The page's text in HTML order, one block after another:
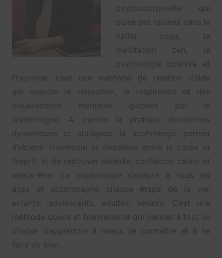
psychocorporelle qui
puise ses racines dans le
hatha yoga, la
méditation zen, la
psychologie positive et
l’hypnose, c’est une méthode de relation d’aide
qui associe la relaxation, la respiration et des
visualisations mentales guidées par le
sophrologue. A travers la pratique d’exercices
dynamiques et statiques, la sophrologie permet
d’obtenir l’harmonie et l’équilibre entre le corps et
l’esprit, et de retrouver sérénité, confiance, calme et
mieux-être. La sophrologie s’adapte à tous les
âges et accompagne chaque étape de la vie:
enfants, adolescents, adultes, séniors. C’est une
méthode douce et bienveillante qui permet à tout un
chacun d’apprendre à mieux se connaître et à se
faire du bien.